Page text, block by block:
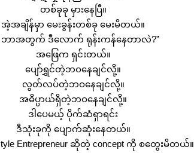
တစ်ခုခု မှားနေပြီ။
အဲ့အချိန်မှာ မေးခွန်းတစ်ခု မေးမိတယ်။
ဘာအတွက် ဒီလောက် ရုန်းကန်နေတာလဲ?”
အဖြေက ရှင်းတယ်။
ပျော်ရွှင်တဲ့ဘဝနေချင်လို့။
လွတ်လပ်တဲ့ဘဝနေချင်လို့။
အဓိပ္ပာယ်ရှိတဲ့ဘဝနေချင်လို့။
ဒါပေမယ့် ပိုက်ဆံရှာရင်း
ဒီသုံးခုကို ပျောက်ဆုံးနေတယ်။
Entrepreneur ဆိုတဲ့ concept ကို စတွေးမိတယ်။